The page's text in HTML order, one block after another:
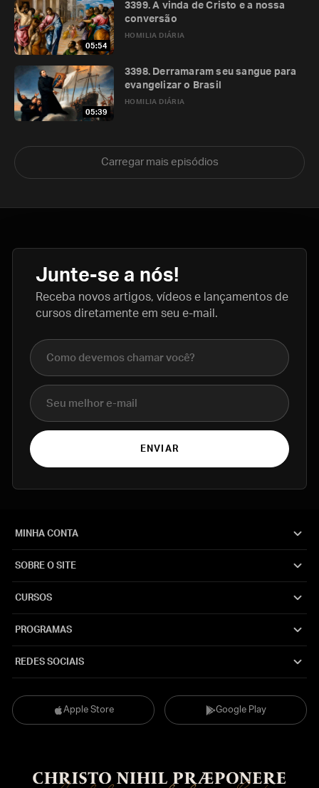
05:54
HOMILIA DIÁRIA
3399. A vinda de Cristo e a nossa
conversão
05:39
HOMILIA DIÁRIA
3398. Derramaram seu sangue para
evangelizar o Brasil
Carregar mais episódios
Junte-se a nós!
Receba novos artigos, vídeos e lançamentos de
cursos diretamente em seu e-mail.
Nome completo
E-mail
ENVIAR
Apple Store Google Play
MINHA CONTA
SOBRE O SITE
CURSOS
PROGRAMAS
REDES SOCIAIS